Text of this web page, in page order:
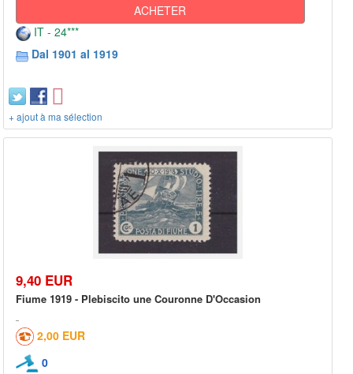
ACHETER
IT - 24***
Dal 1901 al 1919
+ ajout à ma sélection
9,40 EUR
Fiume 1919 - Plebiscito une Couronne D'Occasion
2,00 EUR
0